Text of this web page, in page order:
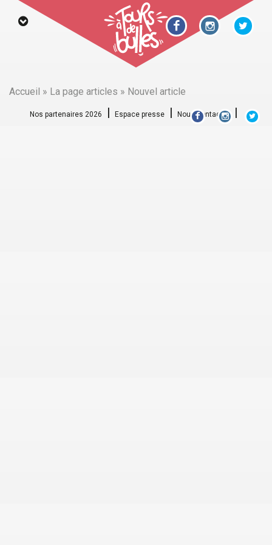
Accueil » La page articles » Nouvel article
Nos partenaires 2026 Espace presse Nous contacter